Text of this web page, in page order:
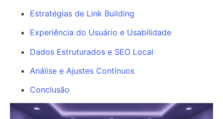
Estratégias de Link Building
Experiência do Usuário e Usabilidade
Dados Estruturados e SEO Local
Análise e Ajustes Contínuos
Conclusão